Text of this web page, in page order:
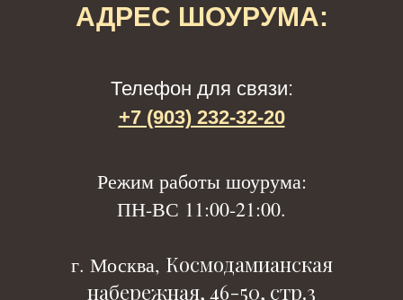
АДРЕС ШОУРУМА:
Телефон для связи:
+7 (903) 232-32-20
Режим работы шоурума:
ПН-ВС 11:00-21:00.
г. Москва, Космодамианская
набережная, 46-50, стр.3